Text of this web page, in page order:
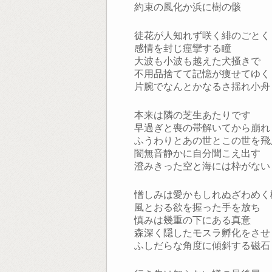
約束の風化か浜に樹の骸
徒花が人知れず咲く緋のごとく
感情を封じ痙攣する瞳
大波も小波も越えた犬掻きで
不用品捨てて記憶が痩せてゆく
片腕でなんとかなるさ揺れ小舟
本来は隣の芝生あたりです
早過ぎと喪の帯解いてから崩れ
ふうわりとあの世とこの世を
闇無音静かに自分聞こえ出す
澄みきった空と海には枠がない
憎しみは愛かもしれぬざわめ
風とおる欲を握った手を放ち
慎みは幾重の下にある真意
森深く隠したモスラ孵化をさせ
ふしだらな角度に傾斜する磁石